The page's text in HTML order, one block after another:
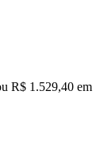
R$ 1.529,40 em